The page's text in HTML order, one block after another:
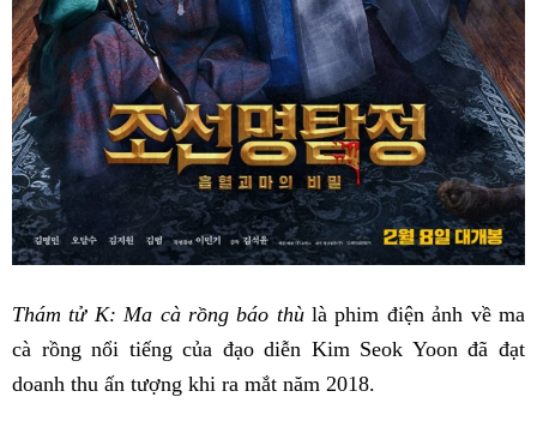
Thám tử K: Ma cà rồng báo thùlà phim điện ảnh về ma
cà rồng nổi tiếng của đạo diễn Kim Seok Yoon đã đạt
doanh thu ấn tượng khi ra mắt năm 2018.